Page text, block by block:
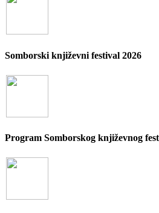
Somborski književni festival 2026
Program Somborskog književnog